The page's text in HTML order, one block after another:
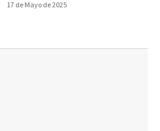
17 de Mayo de 2025